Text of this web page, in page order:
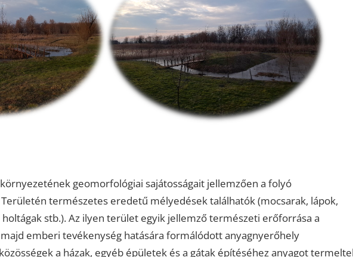
geomorfológiai sajátosságait jellemzően a folyó
természetes eredetű mélyedések találhatók (mocsarak, lápok,
stb.). Az ilyen terület egyik jellemző természeti erőforrása a
emberi tevékenység hatására formálódott anyagnyerőhely
a házak, egyéb épületek és a gátak építéséhez anyagot